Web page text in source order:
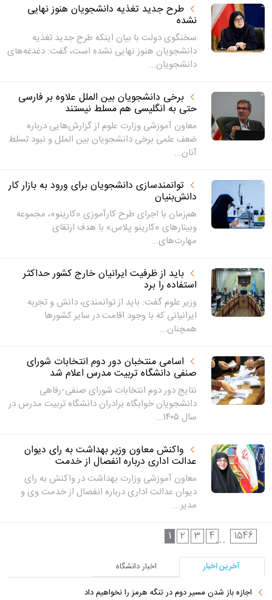
طرح جدید تغذیه دانشجویان هنوز نهایی
نشده
سخنگوی دولت با بیان اینکه طرح جدید تغذیه
دانشجویان هنوز نهایی نشده است، گفت: دغدغه‌های
دانشجویان...
برخی دانشجویان بین الملل علاوه بر فارسی
حتی به انگلیسی هم مسلط نیستند
معاون آموزشی وزارت علوم از گزارش‌هایی درباره
ضعف علمی برخی دانشجویان بین الملل و نبود تسلط
آنان...
توانمندسازی دانشجویان برای ورود به بازار کار
دانش‌بنیان
هم‌زمان با اجرای طرح کارآموزی «کارینو»، مجموعه
وبینارهای «کارینو پلاس» با هدف ارتقای
مهارت‌های...
باید از ظرفیت ایرانیان خارج کشور حداکثر
استفاده را برد
وزیر علوم گفت: باید از توانمندی، دانش و تجربه
ایرانیانی که با وجود اقامت در سایر کشورها
همچنان...
اسامی منتخبان دور دوم انتخابات شورای
صنفی دانشگاه تربیت مدرس اعلام شد
نتایج دور دوم انتخابات شورای صنفی-رفاهی
دانشجویان خوابگاه برادران دانشگاه تربیت مدرس در
سال ۱۴۰۵...
واکنش معاون وزیر بهداشت به رای دیوان
عدالت اداری درباره انفصال از خدمت
معاون آموزشی وزارت بهداشت در واکنش به رای
دیوان عدالت اداری درباره انفصال از خدمت وی و
مدیر...
1
2 3 4... 1546
آخرین اخبار
اخبار دانشگاه
اجازه باز شدن مسیر دوم در تنگه هرمز را نخواهیم داد